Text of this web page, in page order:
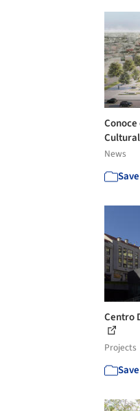
News
Save
Centro
Projects
Save